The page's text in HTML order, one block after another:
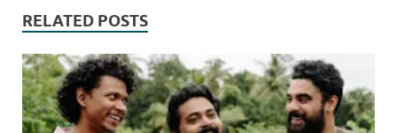
RELATED POSTS